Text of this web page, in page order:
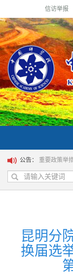
信访举报
公告： 重要政策举
昆明分
换届选